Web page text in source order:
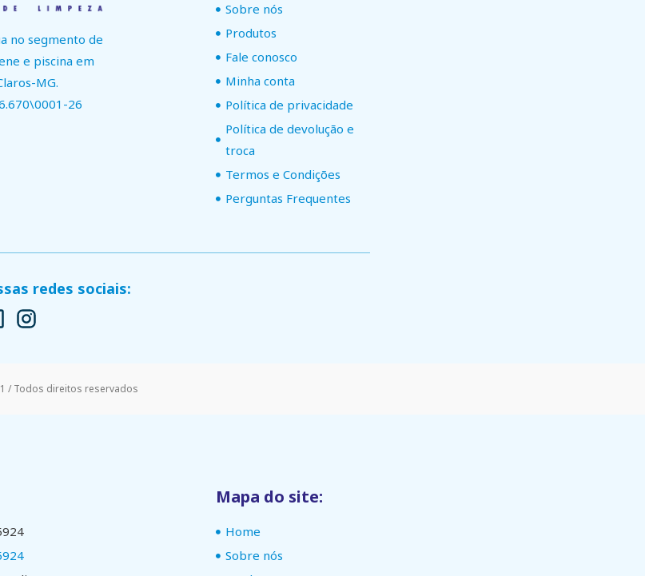
no segmento de
e piscina em
MG.
26
Sobre nós
Produtos
Fale conosco
Minha conta
Política de privacidade
Política de devolução e
troca
Termos e Condições
Perguntas Frequentes
redes sociais:
/ Todos direitos reservados
Mapa do site:
Home
Sobre nós